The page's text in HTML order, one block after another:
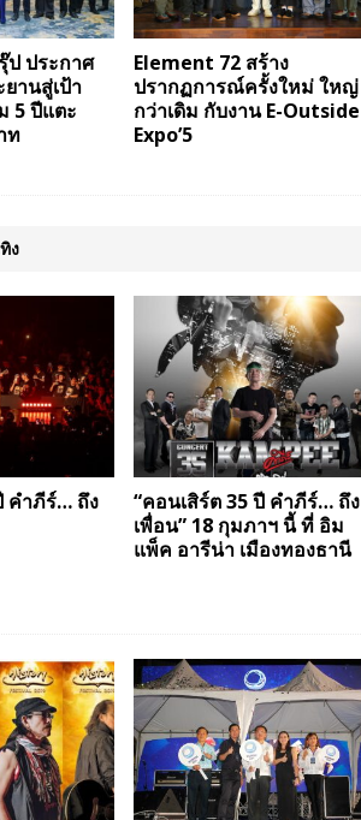
ป ประกาศ
านสู่เป้า
5 ปีแตะ
ท
Element 72 สร้าง
ปรากฏการณ์ครั้งใหม่ ใหญ่
กว่าเดิม กับงาน E-Outside
Expo’5
ง
คำภีร์… ถึง
“คอนเสิร์ต 35 ปี คำภีร์… ถึง
เพื่อน” 18 กุมภาฯ นี้ ที่ อิม
แพ็ค อารีน่า เมืองทองธานี